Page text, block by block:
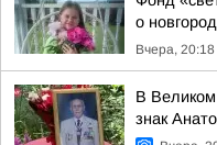
о
Вчера, 20:18
В
знак